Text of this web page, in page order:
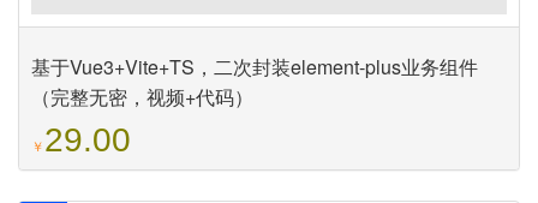
基于Vue3+Vite+TS，二次封装element-plus业务组件
（完整无密，视频+代码）
￥29.00